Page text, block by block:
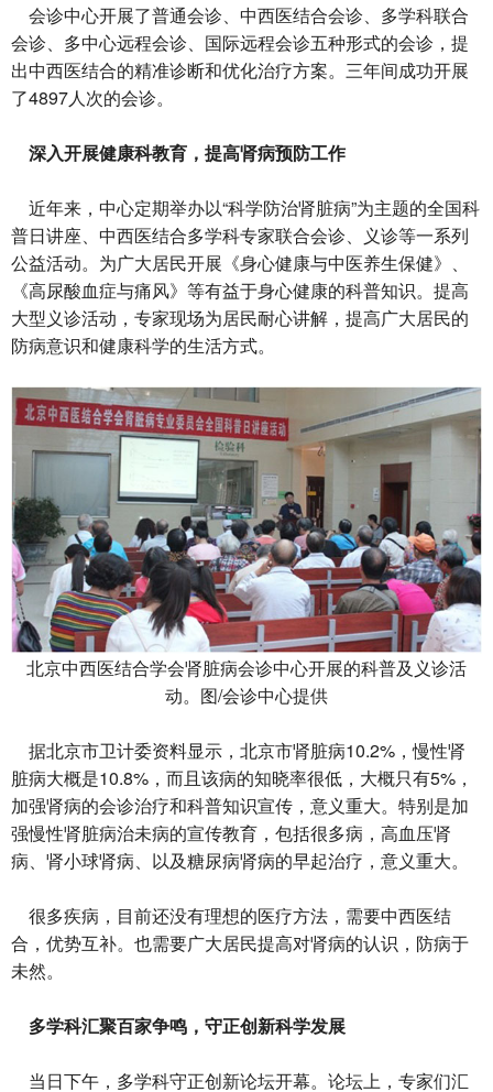
会诊中心开展了普通会诊、中西医结合会诊、多学科联合
会诊、多中心远程会诊、国际远程会诊五种形式的会诊，提
出中西医结合的精准诊断和优化治疗方案。三年间成功开展
了4897人次的会诊。
深入开展健康科教育，提高肾病预防工作
近年来，中心定期举办以“科学防治肾脏病”为主题的全国科
普日讲座、中西医结合多学科专家联合会诊、义诊等一系列
公益活动。为广大居民开展《身心健康与中医养生保健》、
《高尿酸血症与痛风》等有益于身心健康的科普知识。提高
大型义诊活动，专家现场为居民耐心讲解，提高广大居民的
防病意识和健康科学的生活方式。
北京中西医结合学会肾脏病会诊中心开展的科普及义诊活
动。图/会诊中心提供
据北京市卫计委资料显示，北京市肾脏病10.2%，慢性肾
脏病大概是10.8%，而且该病的知晓率很低，大概只有5%，
加强肾病的会诊治疗和科普知识宣传，意义重大。特别是加
强慢性肾脏病治未病的宣传教育，包括很多病，高血压肾
病、肾小球肾病、以及糖尿病肾病的早起治疗，意义重大。
很多疾病，目前还没有理想的医疗方法，需要中西医结
合，优势互补。也需要广大居民提高对肾病的认识，防病于
未然。
多学科汇聚百家争鸣，守正创新科学发展
当日下午，多学科守正创新论坛开幕。论坛上，专家们汇